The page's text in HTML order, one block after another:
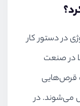
در دستور کار
در صنعت
قرص‌هایی
می‌شوند. در